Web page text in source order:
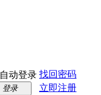
自动登录 找回密码
登录
立即注册